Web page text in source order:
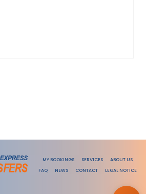
MY BOOKINGS SERVICES
ABOUT US
FAQ
NEWS CONTACT LEGAL NOTICE